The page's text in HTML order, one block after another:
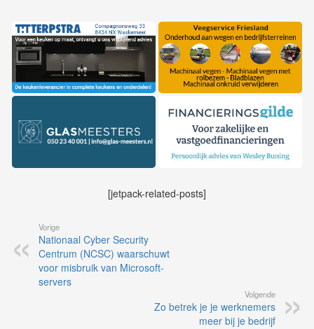
[jetpack-related-posts]
Vorige
Nationaal Cyber Security
Centrum (NCSC) waarschuwt
voor misbruik van Microsoft-
servers
Volgende
Zo betrek je je werknemers
meer bij je bedrijf